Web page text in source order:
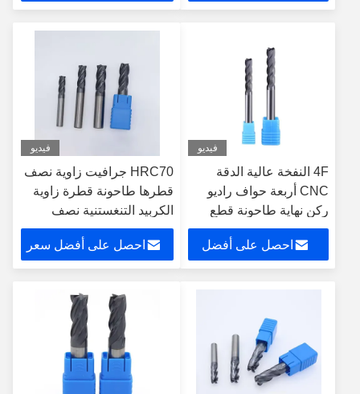
فيديو
4F النفخة عالية الدقة
CNC أربعة حواف راديو
ركن نهاية طاحونة قطع
للآلات المعدنية الدقيقة
احصل على أفضل
فيديو
HRC70 جرافيت زاوية نصف
قطرها طاحونة قطرة زاوية
الكربيد التنغستنية نصف
قطرها نهاية الطاحونة أداة
مركز المعالجة الميكانيكية
CNC
احصل على أفضل سعر